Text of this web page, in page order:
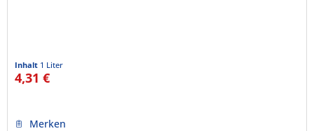
Inhalt 1 Liter
4,31 €
Merken